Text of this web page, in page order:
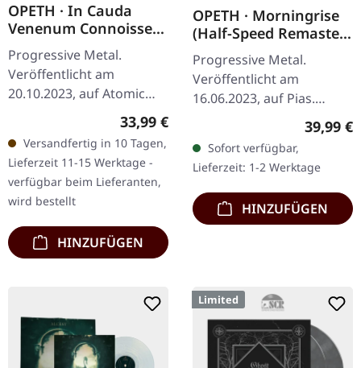
OPETH · In Cauda
Venenum Connoisseur
Edition (English
Version) | BLACK 2LP
Progressive Metal.
Veröffentlicht am
20.10.2023, auf Atomic
Fire Records. Schwarzes
Doppel-Vinyl im Gatefold-
Cover. Opeth kehren mit
ihrem bisher…
Regulärer Preis:
33,99 €
Versandfertig in 10 Tagen,
Lieferzeit 11-15 Werktage -
verfügbar beim Lieferanten,
wird bestellt
HINZUFÜGEN
OPETH · Morningrise
(Half-Speed Remaster)
| TRANSPARENT
GREEN 2LP
Progressive Metal.
Veröffentlicht am
16.06.2023, auf Pias.
Transparent grünes
Doppel-Vinyl. Abbey Road
Half-Speed Remaster.
Opeths „Morningrise“
gilt…
39,99 €
Sofort verfügbar,
Lieferzeit: 1-2 Werktage
HINZUFÜGEN
Limited